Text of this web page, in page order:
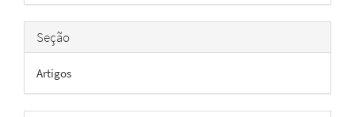
Seção
Artigos